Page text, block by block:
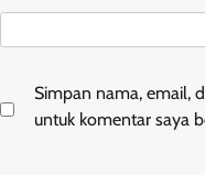
Simpan nama, email,
untuk komentar saya